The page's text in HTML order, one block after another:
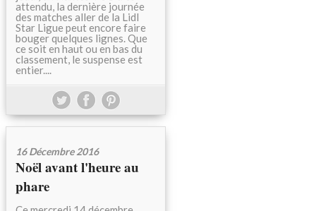
attendu, la dernière journée
des matches aller de la Lidl
Star Ligue peut encore faire
bouger quelques lignes. Que
ce soit en haut ou en bas du
classement, le suspense est
entier....
16 Décembre 2016
Noël avant l'heure au
phare